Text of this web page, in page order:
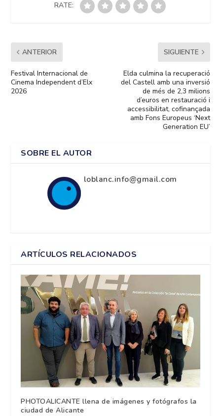
RATE:
ANTERIOR
Festival Internacional de
Cinema Independent d’Elx
2026
SIGUIENTE
Elda culmina la recuperació
del Castell amb una inversió
de més de 2,3 milions
d’euros en restauració i
accessibilitat, cofinançada
amb Fons Europeus ‘Next
Generation EU’
SOBRE EL AUTOR
loblanc.info@gmail.com
ARTÍCULOS RELACIONADOS
PHOTOALICANTE llena de imágenes y fotógrafos la
ciudad de Alicante